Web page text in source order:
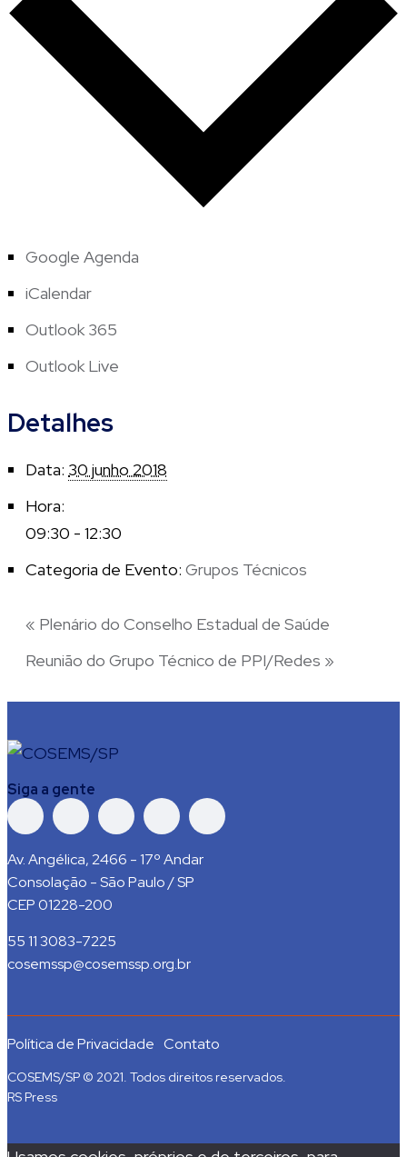
Google Agenda
iCalendar
Outlook 365
Outlook Live
Detalhes
Data: 30 junho 2018
Hora:
09:30 - 12:30
Categoria de Evento: Grupos Técnicos
« Plenário do Conselho Estadual de Saúde
Reunião do Grupo Técnico de PPI/Redes »
Siga a gente
Av. Angélica, 2466 - 17º Andar
Consolação - São Paulo / SP
CEP 01228-200
55 11 3083-7225
cosemssp@cosemssp.org.br
Política de Privacidade Contato
COSEMS/SP © 2021. Todos direitos reservados.
RS Press